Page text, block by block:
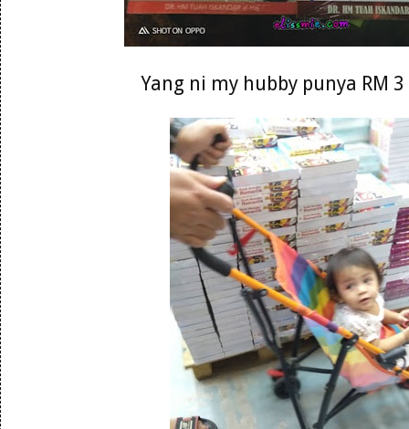
Yang ni my hubby punya RM